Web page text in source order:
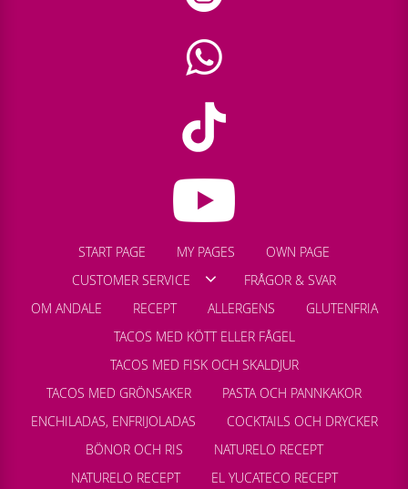
START PAGE MY PAGES
OWN PAGE
CUSTOMER SERVICE
FRÅGOR & SVAR
OM ANDALE
RECEPT ALLERGENS
GLUTENFRIA
TACOS MED KÖTT ELLER FÅGEL
TACOS MED FISK OCH SKALDJUR
TACOS MED GRÖNSAKER
PASTA OCH PANNKAKOR
ENCHILADAS, ENFRIJOLADAS
COCKTAILS OCH DRYCKER
BÖNOR OCH RIS
NATURELO RECEPT
NATURELO RECEPT
EL YUCATECO RECEPT